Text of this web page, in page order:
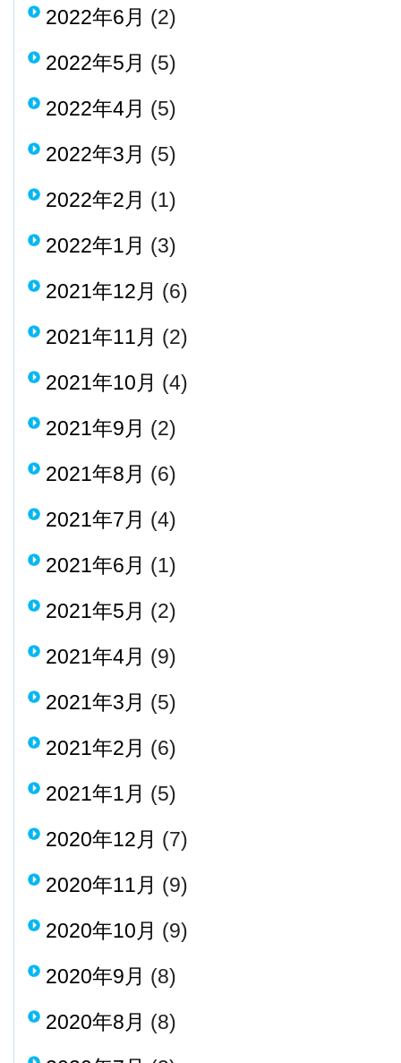
2022年6月 (2)
2022年5月 (5)
2022年4月 (5)
2022年3月 (5)
2022年2月 (1)
2022年1月 (3)
2021年12月 (6)
2021年11月 (2)
2021年10月 (4)
2021年9月 (2)
2021年8月 (6)
2021年7月 (4)
2021年6月 (1)
2021年5月 (2)
2021年4月 (9)
2021年3月 (5)
2021年2月 (6)
2021年1月 (5)
2020年12月 (7)
2020年11月 (9)
2020年10月 (9)
2020年9月 (8)
2020年8月 (8)